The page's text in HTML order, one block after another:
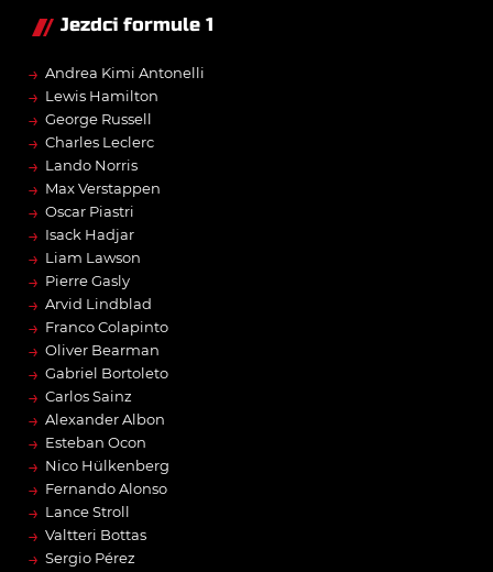
Jezdci formule 1
→ Andrea Kimi Antonelli
→ Lewis Hamilton
→ George Russell
→ Charles Leclerc
→ Lando Norris
→ Max Verstappen
→ Oscar Piastri
→ Isack Hadjar
→ Liam Lawson
→ Pierre Gasly
→ Arvid Lindblad
→ Franco Colapinto
→ Oliver Bearman
→ Gabriel Bortoleto
→ Carlos Sainz
→ Alexander Albon
→ Esteban Ocon
→ Nico Hülkenberg
→ Fernando Alonso
→ Lance Stroll
→ Valtteri Bottas
→ Sergio Pérez